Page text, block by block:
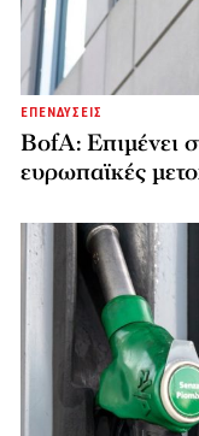
ΕΠΕΝΔΥΣΕΙΣ
BofA: Επιμένει
ευρωπαϊκές